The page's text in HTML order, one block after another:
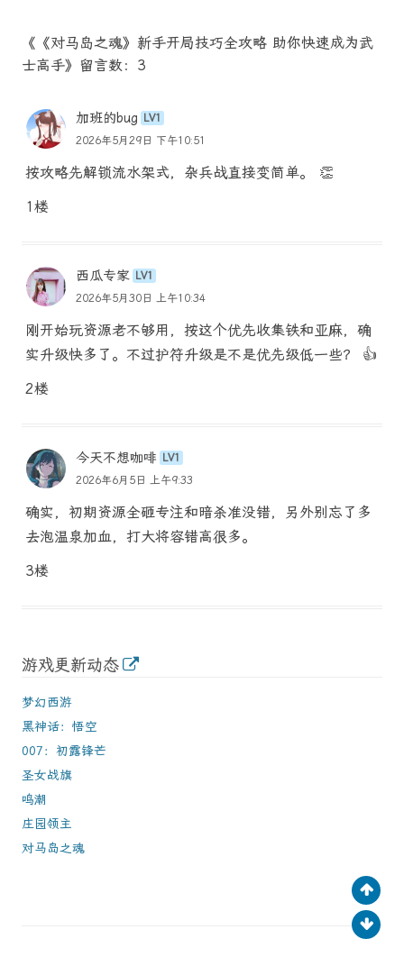
《《对马岛之魂》新手开局技巧全攻略 助你快速成为武
士高手》留言数：3
加班的bug
LV1
2026年5月29日 下午10:51
按攻略先解锁流水架式，杂兵战直接变简单。 👏
1楼
西瓜专家 LV1
2026年5月30日 上午10:34
刚开始玩资源老不够用，按这个优先收集铁和亚麻，确
实升级快多了。不过护符升级是不是优先级低一些？ 👍
2楼
今天不想咖啡
LV1
2026年6月5日 上午9:33
确实，初期资源全砸专注和暗杀准没错，另外别忘了多
去泡温泉加血，打大将容错高很多。
3楼
游戏更新动态
梦幻西游
黑神话：悟空
007：初露锋芒
圣女战旗
鸣潮
庄园领主
对马岛之魂